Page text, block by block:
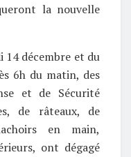
la nouvelle
14 décembre et du
6h du matin, des
et de Sécurité
de râteaux, de
en main,
ont dégagé